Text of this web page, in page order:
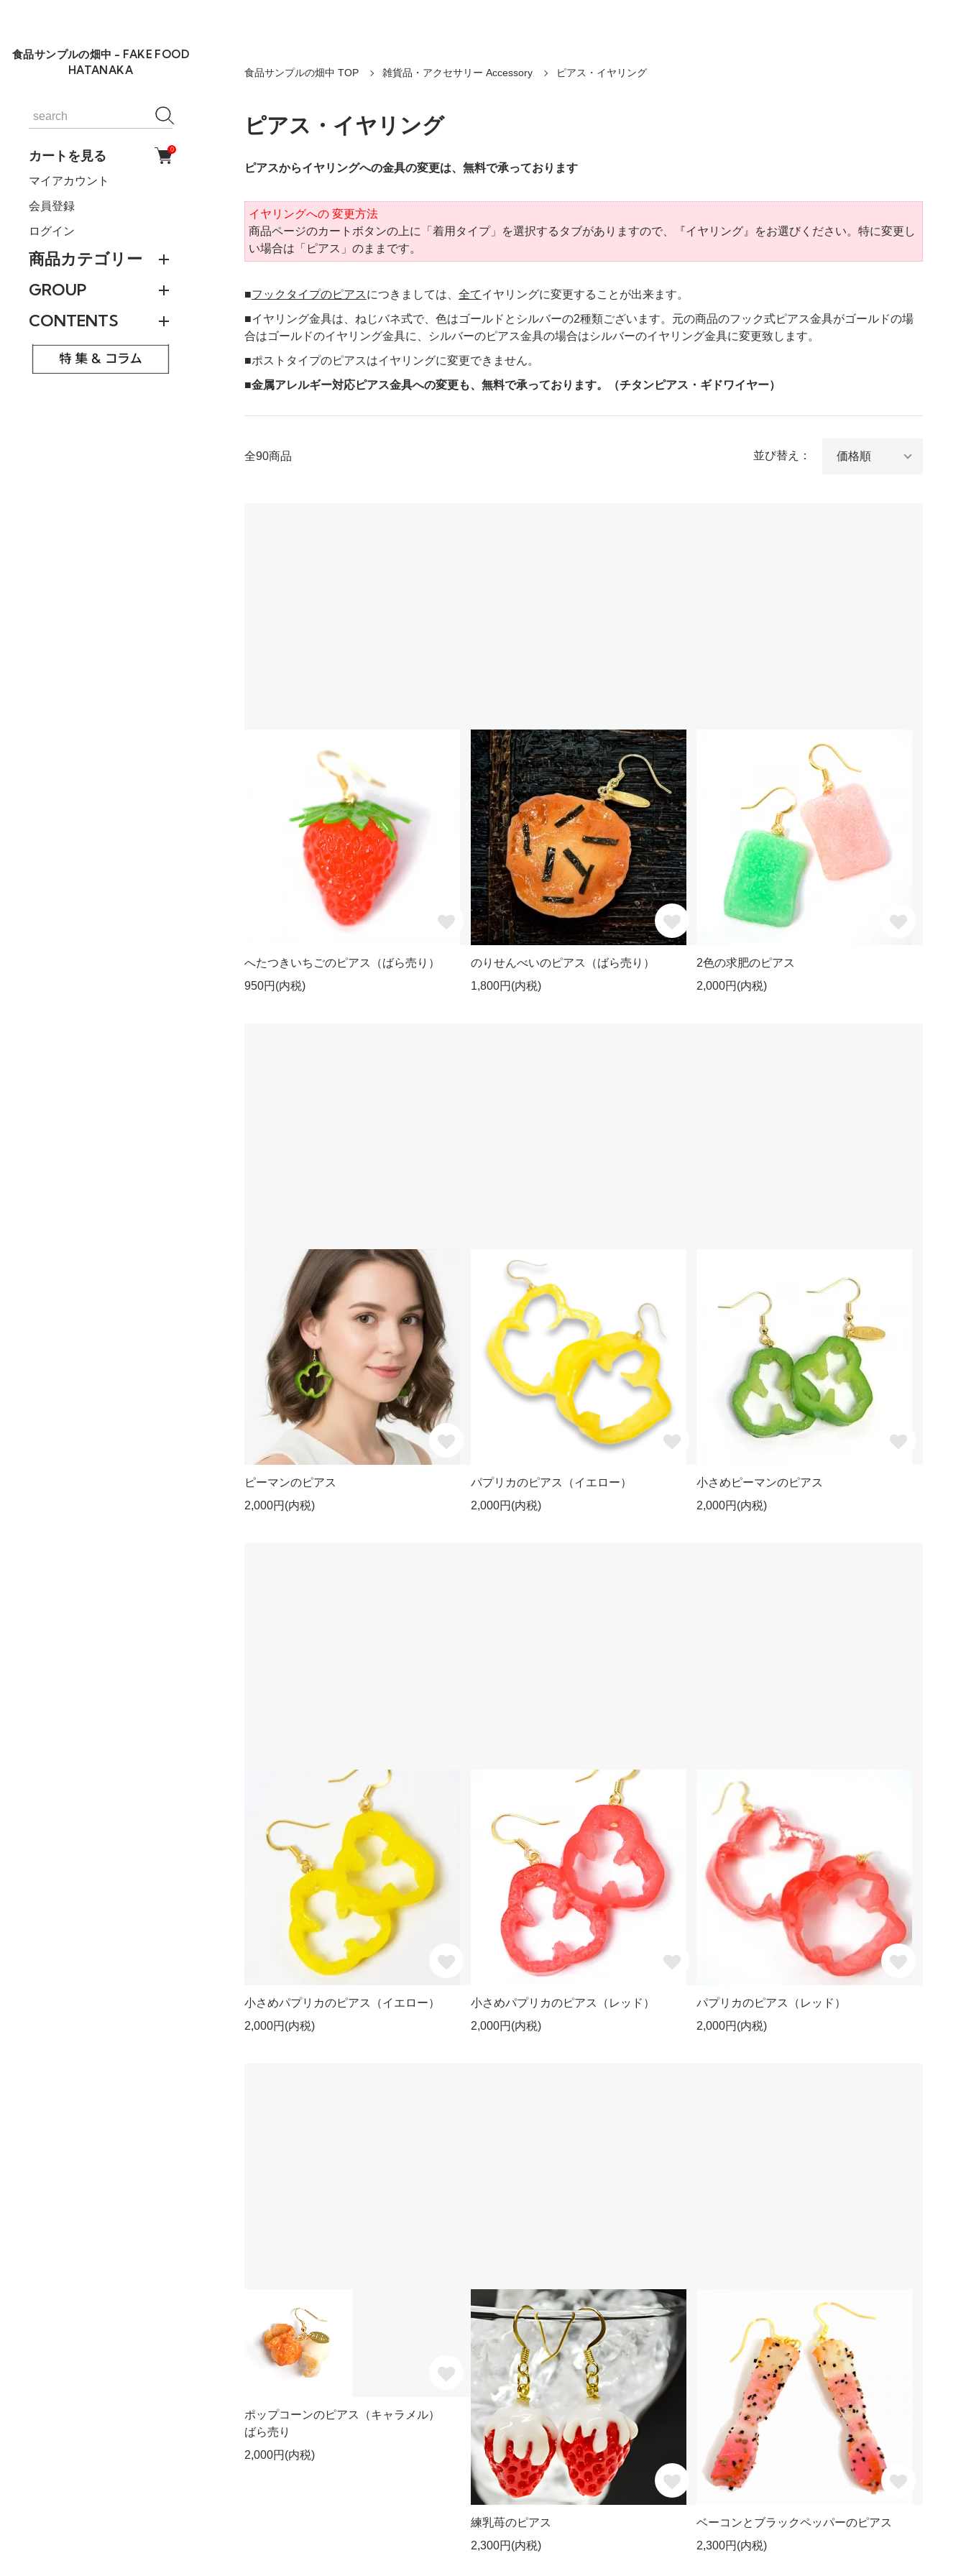
食品サンプルの畑中 - FAKE FOOD
HATANAKA
カートを見る 0
マイアカウント
会員登録
ログイン
商品カテゴリー
GROUP
CONTENTS
食品サンプルの畑中 TOP 雑貨品・アクセサリー Accessory ピアス・イヤリング
ピアス・イヤリング
ピアスからイヤリングへの金具の変更は、無料で承っております
イヤリングへの 変更方法
商品ページのカートボタンの上に「着用タイプ」を選択するタブがありますので、『イヤリング』をお選びください。特に変更し
い場合は「ピアス」のままです。
■フックタイプのピアスにつきましては、 全てイヤリングに変更することが出来ます。
■イヤリング金具は、ねじバネ式で、色はゴールドとシルバーの2種類ございます。元の商品のフック式ピアス金具がゴールドの場
合はゴールドのイヤリング金具に、シルバーのピアス金具の場合はシルバーのイヤリング金具に変更致します。
■ポストタイプのピアスはイヤリングに変更できません。
■金属アレルギー対応ピアス金具への変更も、無料で承っております。（チタンピアス・ギドワイヤー）
全90商品 並び替え：
へたつきいちごのピアス（ばら売り）
950円(内税)
のりせんべいのピアス（ばら売り）
1,800円(内税)
2色の求肥のピアス
2,000円(内税)
ピーマンのピアス
2,000円(内税)
パプリカのピアス（イエロー）
2,000円(内税)
小さめピーマンのピアス
2,000円(内税)
小さめパプリカのピアス（イエロー）
2,000円(内税)
小さめパプリカのピアス（レッド）
2,000円(内税)
パプリカのピアス（レッド）
2,000円(内税)
ポップコーンのピアス（キャラメル）
ばら売り
2,000円(内税)
練乳苺のピアス
2,300円(内税)
ベーコンとブラックペッパーのピアス
2,300円(内税)